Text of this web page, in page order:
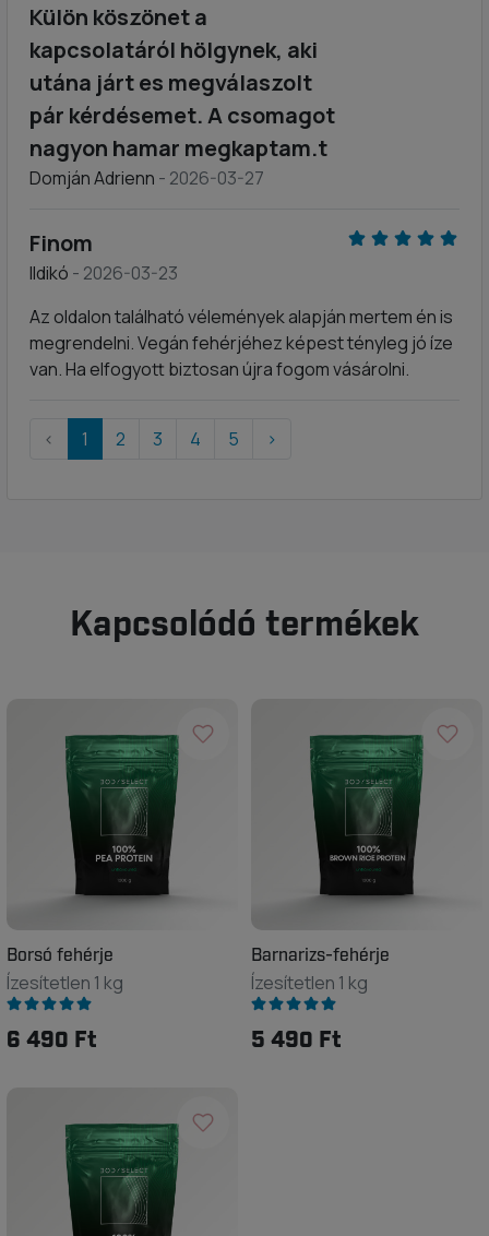
Külön köszönet a
kapcsolatáról hölgynek, aki
utána járt es megválaszolt
pár kérdésemet. A csomagot
nagyon hamar megkaptam.t
Domján Adrienn - 2026-03-27
Finom
Ildikó - 2026-03-23
Az oldalon található vélemények alapján mertem én is
megrendelni. Vegán fehérjéhez képest tényleg jó íze
van. Ha elfogyott biztosan újra fogom vásárolni.
‹ 1 2 3 4 5 ›
Kapcsolódó termékek
Borsó fehérje
Ízesítetlen 1 kg
6 490 Ft
Barnarizs-fehérje
Ízesítetlen 1 kg
5 490 Ft